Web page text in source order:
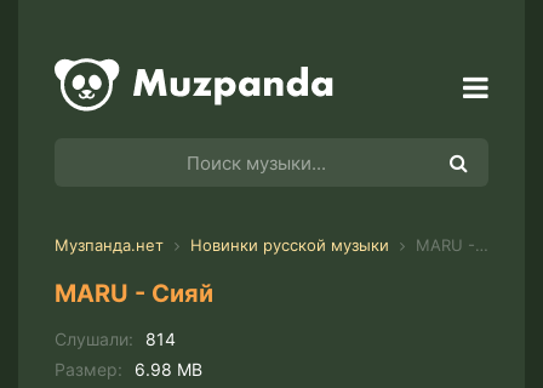
Музпанда.нет Новинки русской музыки MARU - Сияй
MARU - Сияй
Слушали:
814
Размер:
6.98 MB